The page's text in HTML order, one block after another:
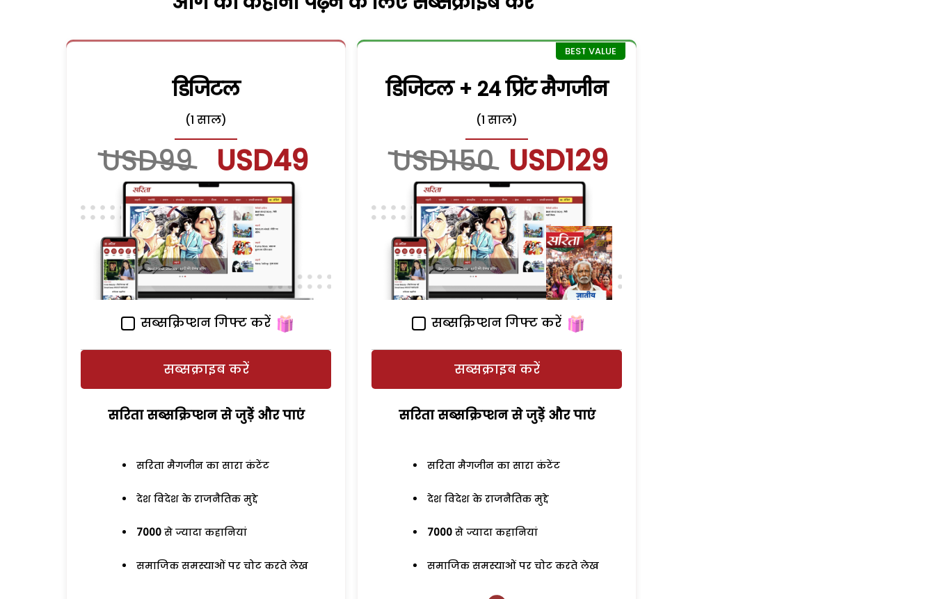
डिजिटल
(1 साल)
USD99 USD49
सब्सक्रिप्शन गिफ्ट करें
सब्सक्राइब करें
सरिता सब्सक्रिप्शन से जुड़ेें और पाएं
सरिता मैगजीन का सारा कंटेंट
देश विदेश के राजनैतिक मुद्दे
7000 से ज्यादा कहानियां
समाजिक समस्याओं पर चोट करते लेख
डिजिटल + 24 प्रिंट मैगजीन
(1 साल)
USD150 USD129
सब्सक्रिप्शन गिफ्ट करें
सब्सक्राइब करें
सरिता सब्सक्रिप्शन से जुड़ेें और पाएं
सरिता मैगजीन का सारा कंटेंट
देश विदेश के राजनैतिक मुद्दे
7000 से ज्यादा कहानियां
समाजिक समस्याओं पर चोट करते लेख